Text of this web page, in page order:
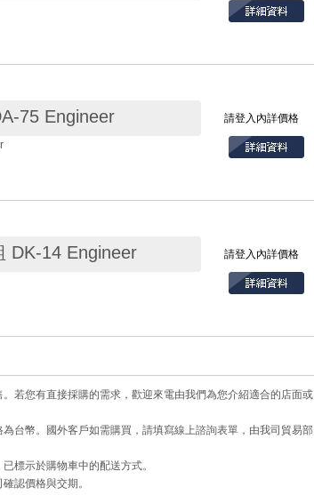
/ QFP / QFN / SOP / PLCC 等零件。
75 Engineer 請登入內詳價格
成，耐用且不導電。
離，可取出裝在機器上使用。
六角軸芯。
導電、無感應、無磁性的高周波(高頻
阻、可變電感、可調式電容，都需要以
確保元件功能正常。
DK-14 Engineer 請登入內詳價格
用。
若您有直接採購的需求，歡迎來電由我們為您介紹適合的店面或
台幣。國外客戶如需購買，請填寫線上諮詢表單，由我司貿易部
標示於購物車中的配送方式。
認價格與交期。